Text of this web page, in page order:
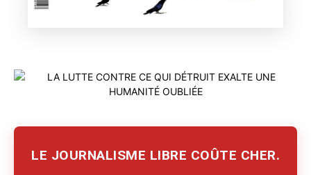
LE JOURNALISME LIBRE COÛTE CHER.